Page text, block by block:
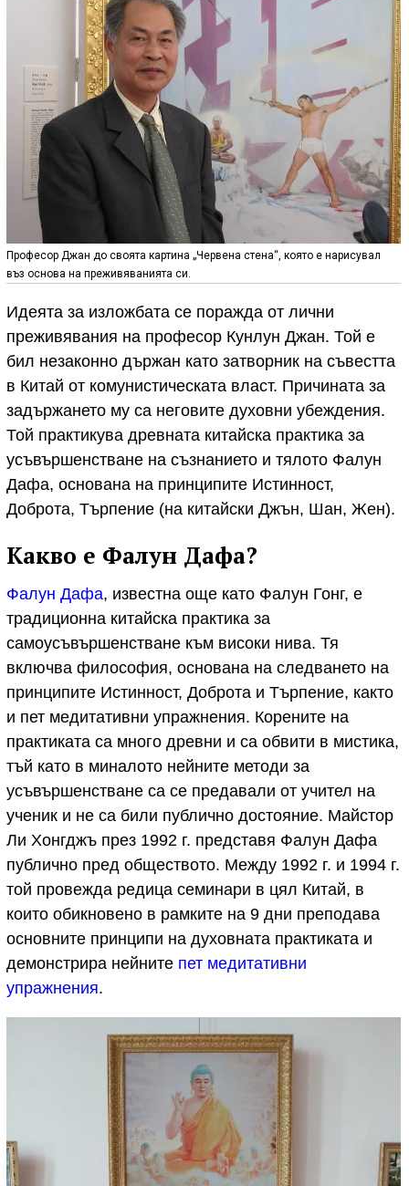
Професор Джан до своята картина „Червена стена“, която е нарисувал
въз основа на преживяванията си.
Идеята за изложбата се поражда от лични
преживявания на професор Кунлун Джан. Той е
бил незаконно държан като затворник на съвестта
в Китай от комунистическата власт. Причината за
задържането му са неговите духовни убеждения.
Той практикува древната китайска практика за
усъвършенстване на съзнанието и тялото Фалун
Дафа, основана на принципите Истинност,
Доброта, Търпение (на китайски Джън, Шан, Жен).
Какво е Фалун Дафа?
Фалун Дафа, известна още като Фалун Гонг, е
традиционна китайска практика за
самоусъвършенстване към високи нива. Тя
включва философия, основана на следването на
принципите Истинност, Доброта и Търпение, както
и пет медитативни упражнения. Корените на
практиката са много древни и са обвити в мистика,
тъй като в миналото нейните методи за
усъвършенстване са се предавали от учител на
ученик и не са били публично достояние. Майстор
Ли Хонгджъ през 1992 г. представя Фалун Дафа
публично пред обществото. Между 1992 г. и 1994 г.
той провежда редица семинари в цял Китай, в
които обикновено в рамките на 9 дни преподава
основните принципи на духовната практиката и
демонстрира нейните пет медитативни
упражнения.